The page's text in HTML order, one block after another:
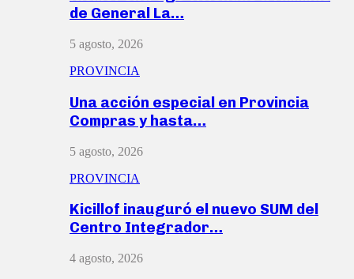
de General La…
5 agosto, 2026
PROVINCIA
Una acción especial en Provincia
Compras y hasta…
5 agosto, 2026
PROVINCIA
Kicillof inauguró el nuevo SUM del
Centro Integrador…
4 agosto, 2026